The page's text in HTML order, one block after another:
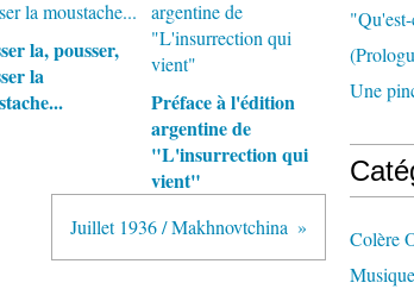
la, pousser,
la
Préface à l'édition
argentine de
"L'insurrection qui
vient"
Juillet 1936 / Makhnovtchina
Une
Colère